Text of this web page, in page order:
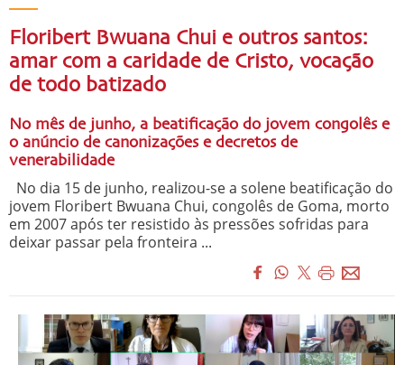
Floribert Bwuana Chui e outros santos:
amar com a caridade de Cristo, vocação
de todo batizado
No mês de junho, a beatificação do jovem congolês e
o anúncio de canonizações e decretos de
venerabilidade
No dia 15 de junho, realizou-se a solene beatificação do
jovem Floribert Bwuana Chui, congolês de Goma, morto
em 2007 após ter resistido às pressões sofridas para
deixar passar pela fronteira ...